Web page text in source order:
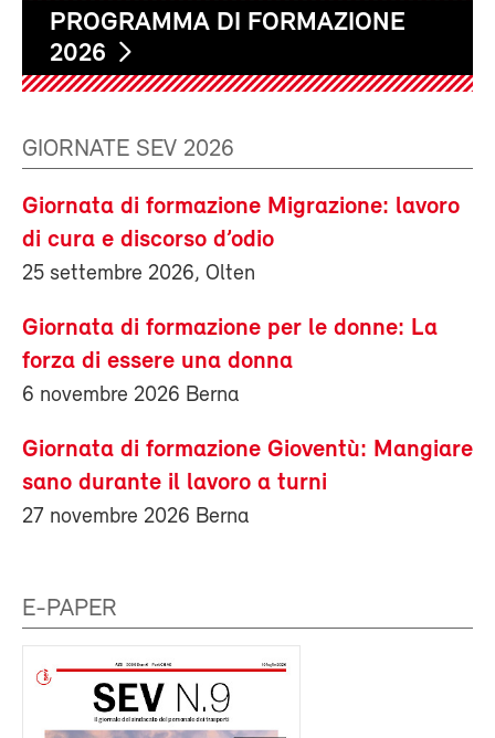
PROGRAMMA DI FORMAZIONE
2026
GIORNATE SEV 2026
Giornata di formazione Migrazione: lavoro
di cura e discorso d’odio
25 settembre 2026, Olten
Giornata di formazione per le donne: La
forza di essere una donna
6 novembre 2026 Berna
Giornata di formazione Gioventù: Mangiare
sano durante il lavoro a turni
27 novembre 2026 Berna
E-PAPER